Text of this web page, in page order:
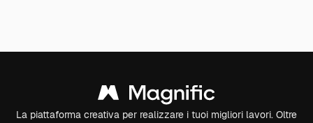
La piattaforma creativa per realizzare i tuoi migliori lavori. Oltre